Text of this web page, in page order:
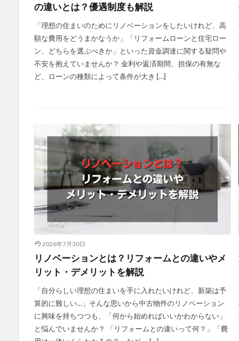
の違いとは？優遇制度も解説
「理想の住まいのためにリノベーションをしたいけれど、高
額な費用をどうまかなうか」「リフォームローンと住宅ロー
ン、どちらを選ぶべきか」といった資金調達に関する疑問や
不安を抱えていませんか？ 金利や返済期間、担保の有無な
ど、ローンの種類によって条件が大き […]
2026年7月30日
リノベーションとは？リフォームとの違いやメ
リット・デメリットを解説
「自分らしい理想の住まいを手に入れたいけれど、新築は予
算的に難しい…」そんな思いから中古物件のリノベーション
に興味を持ちつつも、「何から始めればいいかわからない」
と悩んでいませんか？ 「リフォームとの違いって何？」「費